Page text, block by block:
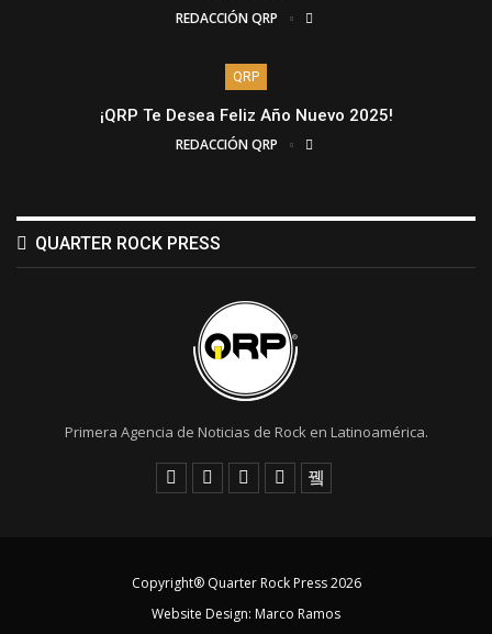
REDACCIÓN QRP
QRP
¡QRP Te Desea Feliz Año Nuevo 2025!
REDACCIÓN QRP
QUARTER ROCK PRESS
Primera Agencia de Noticias de Rock en Latinoamérica.
Copyright® Quarter Rock Press 2026
Website Design: Marco Ramos